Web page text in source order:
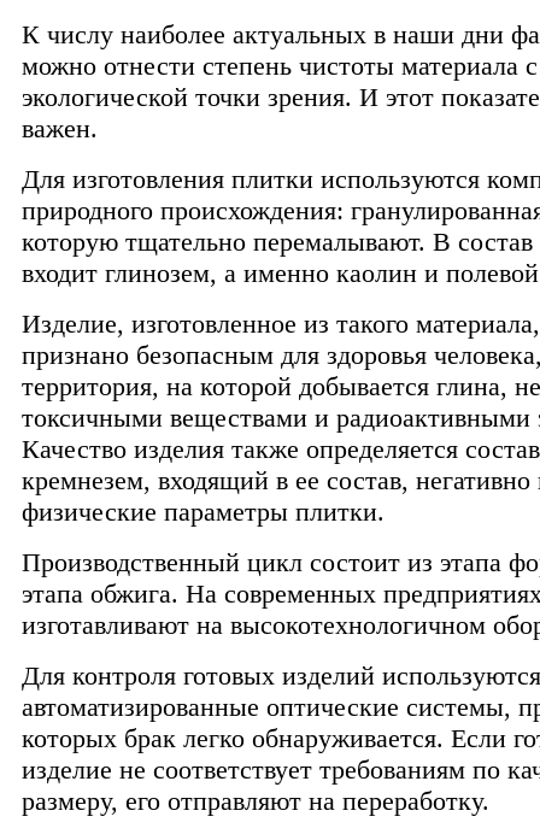
К числу наиболее актуальных в наши дни
можно отнести степень чистоты материала с
экологической точки зрения. И этот
важен.
Для изготовления плитки используются
природного происхождения:
которую тщательно перемалывают. В
входит глинозем, а именно каолин и
Изделие, изготовленное из такого
признано безопасным для здоровья
территория, на которой добывается глина,
токсичными веществами и радиоактивными
Качество изделия также определяется
кремнезем, входящий в ее состав, негативно
физические параметры плитки.
Производственный цикл состоит из этапа
этапа обжига. На современных
изготавливают на высокотехнологичном
Для контроля готовых изделий используются
автоматизированные оптические системы,
которых брак легко обнаруживается. Если
изделие не соответствует требованиям по
размеру, его отправляют на переработку.